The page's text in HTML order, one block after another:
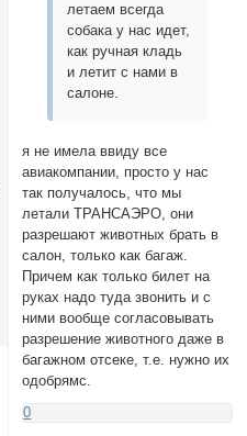
летаем всегда
собака у нас идет,
как ручная кладь
и летит с нами в
салоне.
я не имела ввиду все
авиакомпании, просто у нас
так получалось, что мы
летали ТРАНСАЭРО, они
разрешают животных брать в
салон, только как багаж.
Причем как только билет на
руках надо туда звонить и с
ними вообще согласовывать
разрешение животного даже в
багажном отсеке, т.е. нужно их
одобрямс.
0